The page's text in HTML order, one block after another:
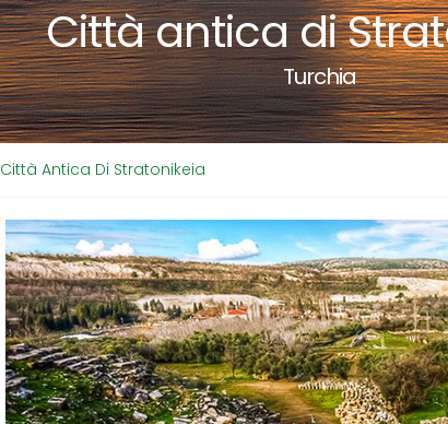
Città antica di
Turchia
Città Antica Di Stratonikeia